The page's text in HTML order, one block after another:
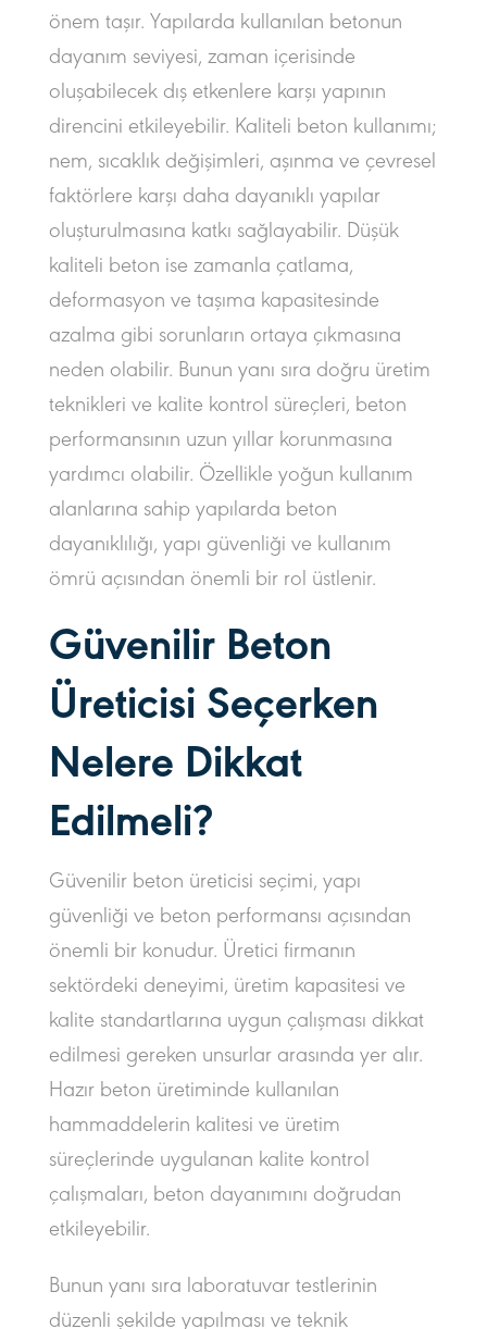
önem taşır. Yapılarda kullanılan betonun
dayanım seviyesi, zaman içerisinde
oluşabilecek dış etkenlere karşı yapının
direncini etkileyebilir. Kaliteli beton kullanımı;
nem, sıcaklık değişimleri, aşınma ve çevresel
faktörlere karşı daha dayanıklı yapılar
oluşturulmasına katkı sağlayabilir. Düşük
kaliteli beton ise zamanla çatlama,
deformasyon ve taşıma kapasitesinde
azalma gibi sorunların ortaya çıkmasına
neden olabilir. Bunun yanı sıra doğru üretim
teknikleri ve kalite kontrol süreçleri, beton
performansının uzun yıllar korunmasına
yardımcı olabilir. Özellikle yoğun kullanım
alanlarına sahip yapılarda beton
dayanıklılığı, yapı güvenliği ve kullanım
ömrü açısından önemli bir rol üstlenir.
Güvenilir Beton
Üreticisi Seçerken
Nelere Dikkat
Edilmeli?
Güvenilir beton üreticisi seçimi, yapı
güvenliği ve beton performansı açısından
önemli bir konudur. Üretici firmanın
sektördeki deneyimi, üretim kapasitesi ve
kalite standartlarına uygun çalışması dikkat
edilmesi gereken unsurlar arasında yer alır.
Hazır beton üretiminde kullanılan
hammaddelerin kalitesi ve üretim
süreçlerinde uygulanan kalite kontrol
çalışmaları, beton dayanımını doğrudan
etkileyebilir.
Bunun yanı sıra laboratuvar testlerinin
düzenli şekilde yapılması ve teknik